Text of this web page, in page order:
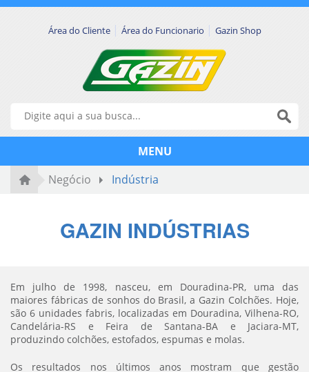
Área do Cliente | Área do Funcionario | Gazin Shop
MENU
Negócio
Indústria
GAZIN INDÚSTRIAS
Em julho de 1998, nasceu, em Douradina-PR, uma das
maiores fábricas de sonhos do Brasil, a Gazin Colchões. Hoje,
são 6 unidades fabris, localizadas em Douradina, Vilhena-RO,
Candelária-RS e Feira de Santana-BA e Jaciara-MT,
produzindo colchões, estofados, espumas e molas.
Os resultados nos últimos anos mostram que gestão